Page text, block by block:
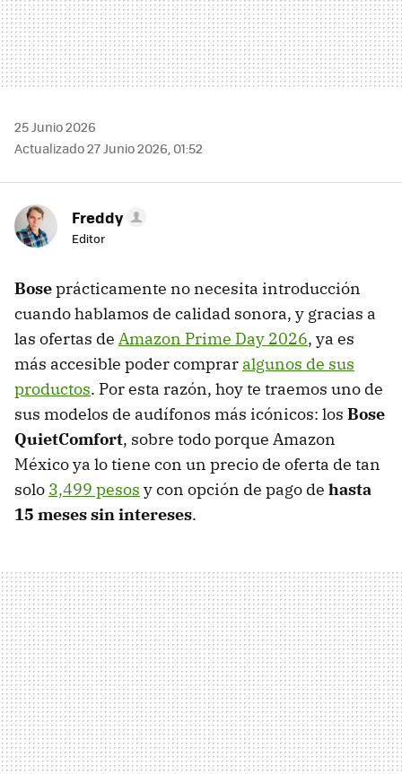
25 Junio 2026
Actualizado 27 Junio 2026, 01:52
Freddy
Editor
Boseprácticamente no necesita introducción
cuando hablamos de calidad sonora, y gracias a
las ofertas de Amazon Prime Day 2026, ya es
más accesible poder comprar algunos de sus
productos. Por esta razón, hoy te traemos uno de
sus modelos de audífonos más icónicos: los Bose
QuietComfort, sobre todo porque Amazon
México ya lo tiene con un precio de oferta de tan
solo 3,499 pesos y con opción de pago de hasta
15 meses sin intereses.